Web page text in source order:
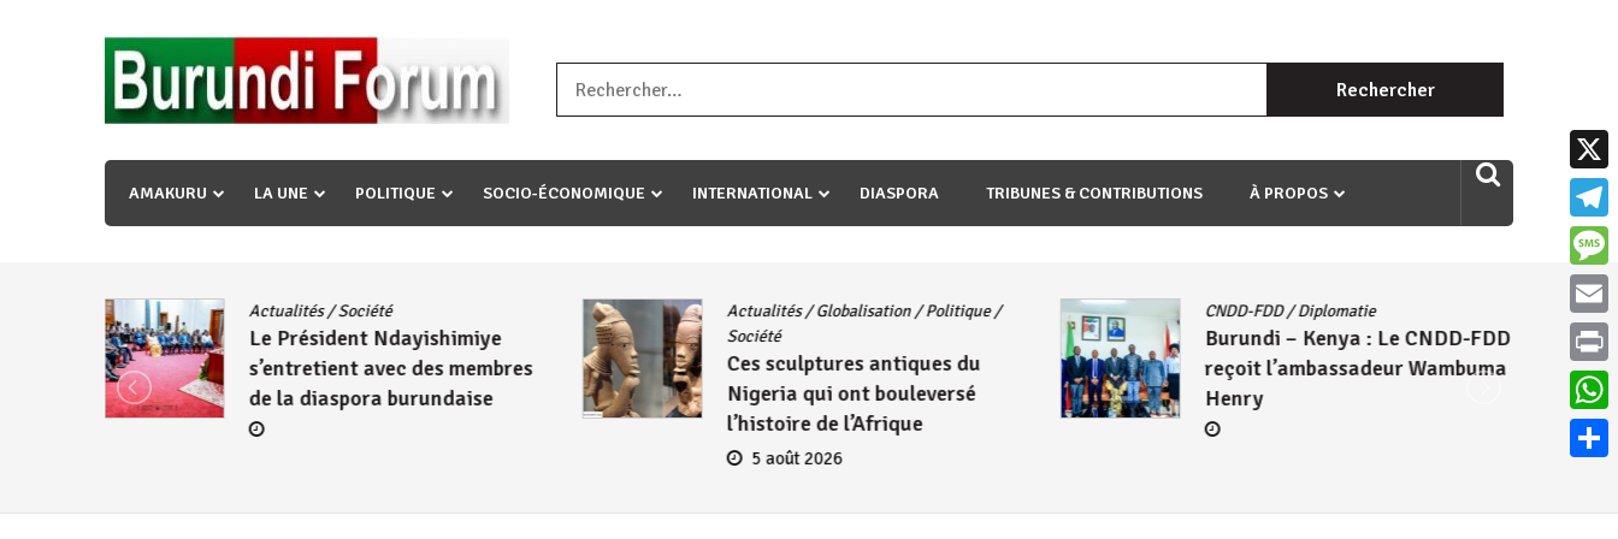
« Ingorane si ugupfa , ingorane ni ugupfa nabi ,gupfa ataco umariye umuryango wawe canke igihugu cakwibarutse .Wewe uri ngaha ndagusigiye iki kibazo : Uriko ukora iki kugira ngo
uzopfire neza umuryango n’igihugu cakwibarutse ? »
Rechercher :
AMAKURU LA UNE POLITIQUE SOCIO-ÉCONOMIQUE INTERNATIONAL DIASPORA TRIBUNES & CONTRIBUTIONS À PROPOS
Actualités/Société
Le Président Ndayishimiye
s’entretient avec des membres
de la diaspora burundaise
Actualités/Globalisation/Politique/
Société
Ces sculptures antiques du
Nigeria qui ont bouleversé
l’histoire de l’Afrique
5 août 2026
CNDD-FDD/Diplomatie
Burundi – Kenya : Le CNDD-FDD
reçoit l’ambassadeur Wambuma
Henry
X
Email
Print